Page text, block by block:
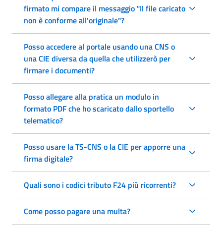
firmato mi compare il messaggio "Il file caricato
non è conforme all'originale"?
Posso accedere al portale usando una CNS o
una CIE diversa da quella che utilizzerò per
firmare i documenti?
Posso allegare alla pratica un modulo in
formato PDF che ho scaricato dallo sportello
telematico?
Posso usare la TS-CNS o la CIE per apporre una
firma digitale?
Quali sono i codici tributo F24 più ricorrenti?
Come posso pagare una multa?